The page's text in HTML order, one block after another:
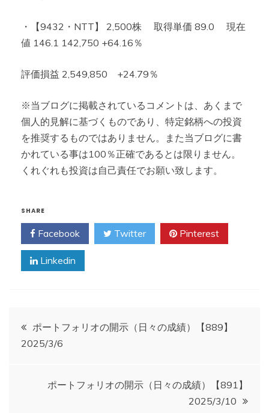
・【9432・NTT】 2,500株 取得単価 89.0 現在
値 146.1 142,750 +64.16％
評価損益 2,549,850 +24.79％
※当ブログに掲載されているコメントは、あくまで
個人的見解に基づくものであり、特定銘柄への投資
を推奨するものではありません。また当ブログに書
かれている事は100％正確であるとは限りません。
くれぐれも投資は自己責任でお願い致します。
SHARE
Facebook Twitter Pinterest
Linkedin
投
稿
ポートフォリオの開示（日々の成績）【889】
2025/3/6
ポートフォリオの開示（日々の成績）【891】
2025/3/10